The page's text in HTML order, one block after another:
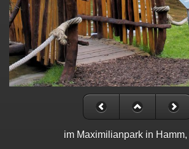
im Maximilianpark in